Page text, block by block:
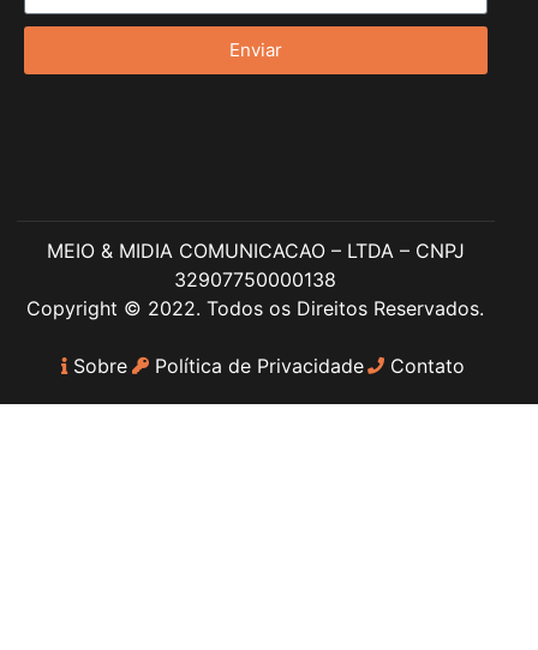
Enviar
MEIO & MIDIA COMUNICACAO – LTDA – CNPJ
32907750000138
Copyright © 2022. Todos os Direitos Reservados.
Sobre Política de Privacidade Contato